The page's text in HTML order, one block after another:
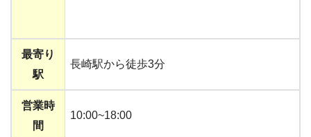
最寄り
駅
長崎駅から徒歩3分
営業時
間
10:00~18:00